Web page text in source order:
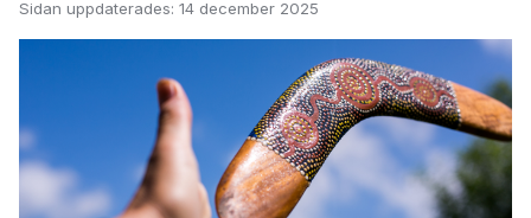
Sidan uppdaterades: 14 december 2025